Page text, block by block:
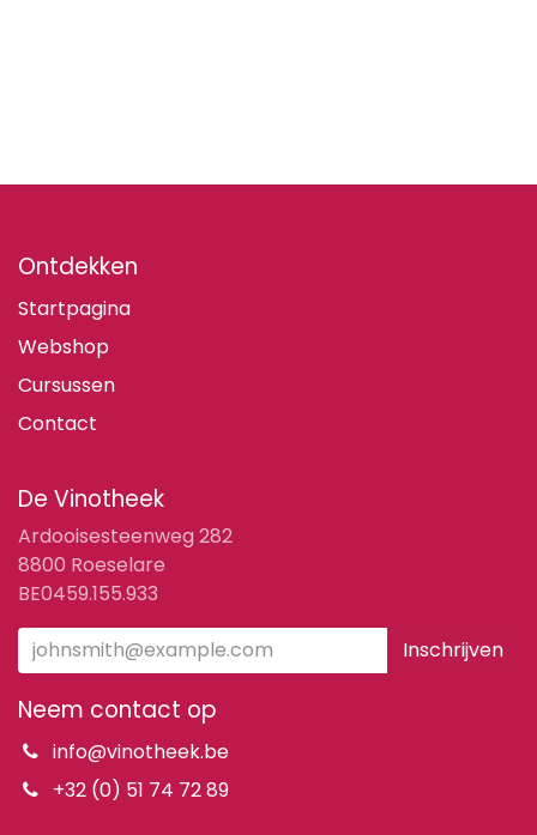
Ontdekken
Startpagina
Webshop
Cursussen
Contact
De Vinotheek
Ardooisesteenweg 282
8800 Roeselare
BE0459.155.933
Inschrijven
Neem contact op
info@vinotheek.be
+32 (0) 51 74 72 89